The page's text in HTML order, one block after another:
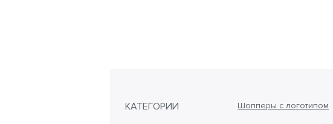
КАТЕГОРИИ Шопперы с логотипом